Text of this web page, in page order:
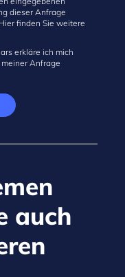
dieser Anfrage
finden Sie weitere
erkläre ich mich
Anfrage
auch